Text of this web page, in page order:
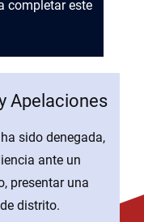
completar este
Apelaciones
sido denegada,
ante un
presentar una
distrito.